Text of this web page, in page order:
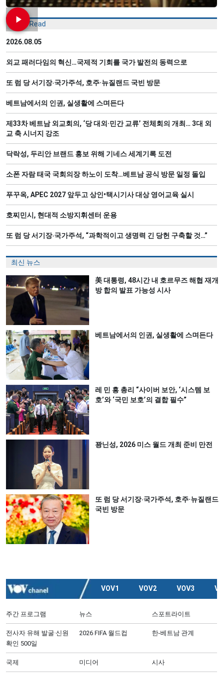
Most Read
2026.08.05
외교 패러다임의 혁신…국제적 기회를 국가 발전의 동력으로
또 럼 당 서기장‧국가주석, 호주·뉴질랜드 국빈 방문
베트남에서의 인권, 실생활에 스며든다
제33차 베트남 외교회의, ‘당 대외·민간 교류’ 전체회의 개최… 3대 외
교 축 시너지 강조
닥락성, 두리안 브랜드 홍보 위해 기네스 세계기록 도전
소폰 자람 태국 국회의장 하노이 도착…베트남 공식 방문 일정 돌입
푸꾸옥, APEC 2027 앞두고 상인•택시기사 대상 영어교육 실시
호찌민시, 현대적 소방지휘센터 운용
또 럼 당 서기장‧국가주석, “과학적이고 생명력 긴 당헌 구축할 것…”
최신 뉴스
美 대통령, 48시간 내 호르무즈 해협 재개
방 합의 발표 가능성 시사
베트남에서의 인권, 실생활에 스며든다
레 민 흥 총리 “사이버 보안, ‘시스템 보
호’와 ‘국민 보호’의 결합 필수”
꽝닌성, 2026 미스 월드 개최 준비 만전
또 럼 당 서기장‧국가주석, 호주·뉴질랜드
국빈 방문
VOV1 VOV2 VOV3
주간 프로그램 뉴스 스포트라이트
전사자 유해 발굴·신원
확인 500일
2026 FIFA 월드컵 한-베트남 관계
국제 미디어 시사